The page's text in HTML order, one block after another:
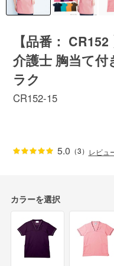
【品番：
介護士 胸当て
ラク
CR152-15
5.0 （3） レビュ
カラーを選択